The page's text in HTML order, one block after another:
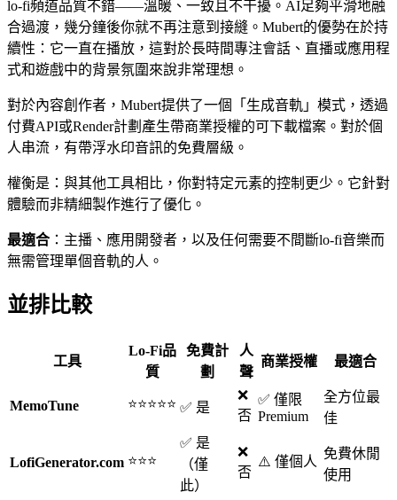
lo-fi頻道品質不錯——溫暖、一致且不干擾。AI足夠平滑地融
合過渡，幾分鐘後你就不再注意到接縫。Mubert的優勢在於持
續性：它一直在播放，這對於長時間專注會話、直播或應用程
式和遊戲中的背景氛圍來說非常理想。
對於內容創作者，Mubert提供了一個「生成音軌」模式，透過
付費API或Render計劃產生帶商業授權的可下載檔案。對於個
人串流，有帶浮水印音訊的免費層級。
權衡是：與其他工具相比，你對特定元素的控制更少。它針對
體驗而非精細製作進行了優化。
最適合 ：主播、應用開發者，以及任何需要不間斷lo-fi音樂而
無需管理單個音軌的人。
並排比較
工具
Lo-Fi品
質
免費計
劃
人
聲
商業授權 最適合
MemoTune ⭐⭐⭐⭐⭐ ✅ 是
❌
否
✅ 僅限
Premium
全方位最
佳
LofiGenerator.com ⭐⭐⭐
✅ 是
（僅
此）
❌
否
⚠️ 僅個人
免費休閒
使用